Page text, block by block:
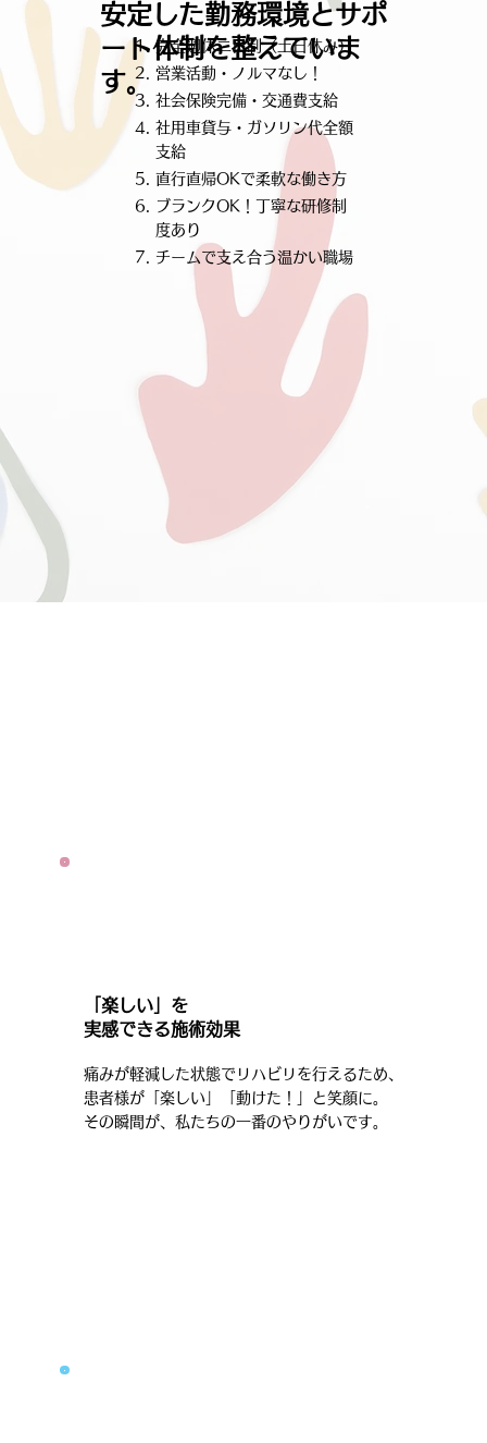
安定した勤務環境とサポ
ート体制を整えていま
す。
完全週休二日制（土日休み）
営業活動・ノルマなし！
社会保険完備・交通費支給
社用車貸与・ガソリン代全額
支給
直行直帰OKで柔軟な働き方
ブランクOK！丁寧な研修制
度あり
チームで支え合う温かい職場
「楽しい」を
実感できる施術効果
痛みが軽減した状態でリハビリを行えるため、
患者様が「楽しい」「動けた！」と笑顔に。
その瞬間が、私たちの一番のやりがいです。